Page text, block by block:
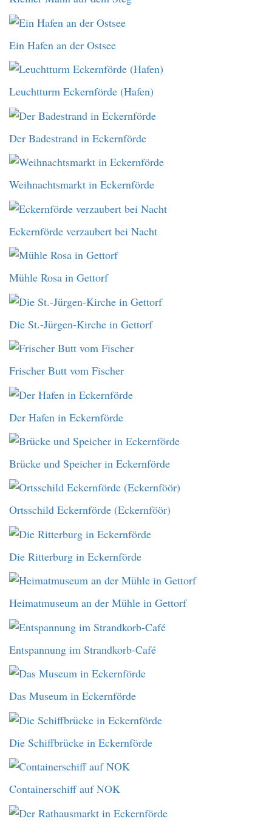
Ein Hafen an der Ostsee
Leuchtturm Eckernförde (Hafen)
Der Badestrand in Eckernförde
Weihnachtsmarkt in Eckernförde
Eckernförde verzaubert bei Nacht
Mühle Rosa in Gettorf
Die St.-Jürgen-Kirche in Gettorf
Frischer Butt vom Fischer
Der Hafen in Eckernförde
Brücke und Speicher in Eckernförde
Ortsschild Eckernförde (Eckernföör)
Die Ritterburg in Eckernförde
Heimatmuseum an der Mühle in Gettorf
Entspannung im Strandkorb-Café
Das Museum in Eckernförde
Die Schiffbrücke in Eckernförde
Containerschiff auf NOK